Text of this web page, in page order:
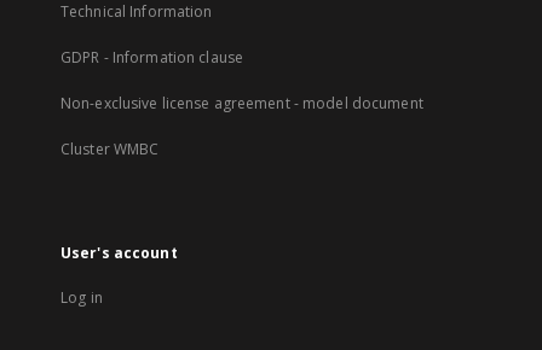
Technical Information
GDPR - Information clause
Non-exclusive license agreement - model document
Cluster WMBC
User's account
Log in